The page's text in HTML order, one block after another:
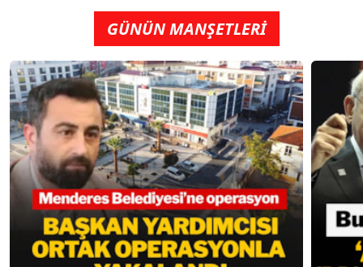
GÜNÜN MANŞETLERİ